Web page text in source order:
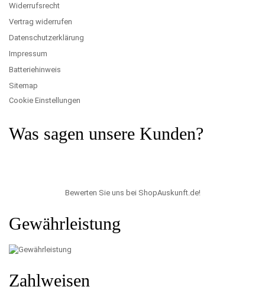
Widerrufsrecht
Vertrag widerrufen
Datenschutzerklärung
Impressum
Batteriehinweis
Sitemap
Cookie Einstellungen
Was sagen unsere Kunden?
Bewerten Sie uns bei ShopAuskunft.de!
Gewährleistung
Zahlweisen